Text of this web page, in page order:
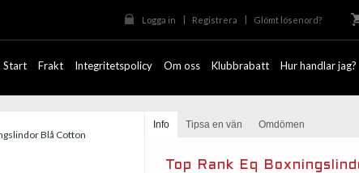
Logga in | Registrera | Glömt lösenord?
Start Frakt Integritetspolicy Om oss Klubbrabatt Hur handlar jag?
Info Tipsa en vän Omdömen
Top Rank Eq